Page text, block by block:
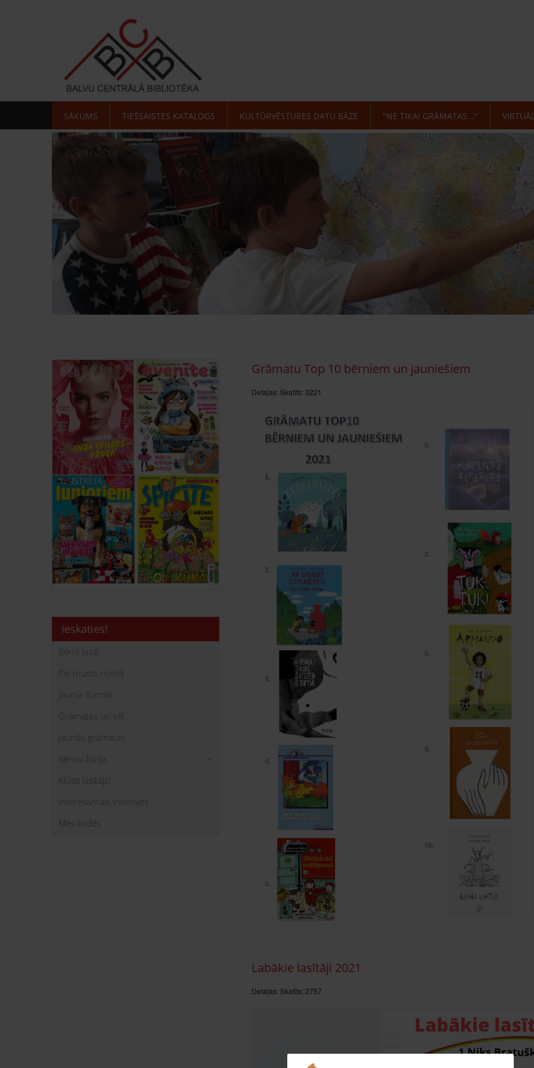
SĀKUMS TIEŠSAISTES KATALOGS KULTŪRVĒSTURES DATU BĀZE "NE TIKAI GRĀMATAS..."
Ieskaties!
Bērni lasa!
Pie mums notiek
Jaunie žurnāli
Grāmatas un vēl...
Jaunās grāmatas
Bērnu žūrija
Kļūsti lasītājs!
Interesantais Internets
Mēs bildēs
Grāmatu Top 10 bērniem un jauniešiem
Detaļas: Skatīts: 3221
Labākie lasītāji 2021
Detaļas: Skatīts: 2757